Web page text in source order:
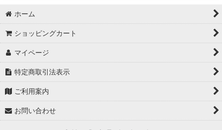
お線香、フレグランス
衣料品
教材
ホーム
ショッピングカート
マイページ
特定商取引法表示
ご利用案内
お問い合わせ